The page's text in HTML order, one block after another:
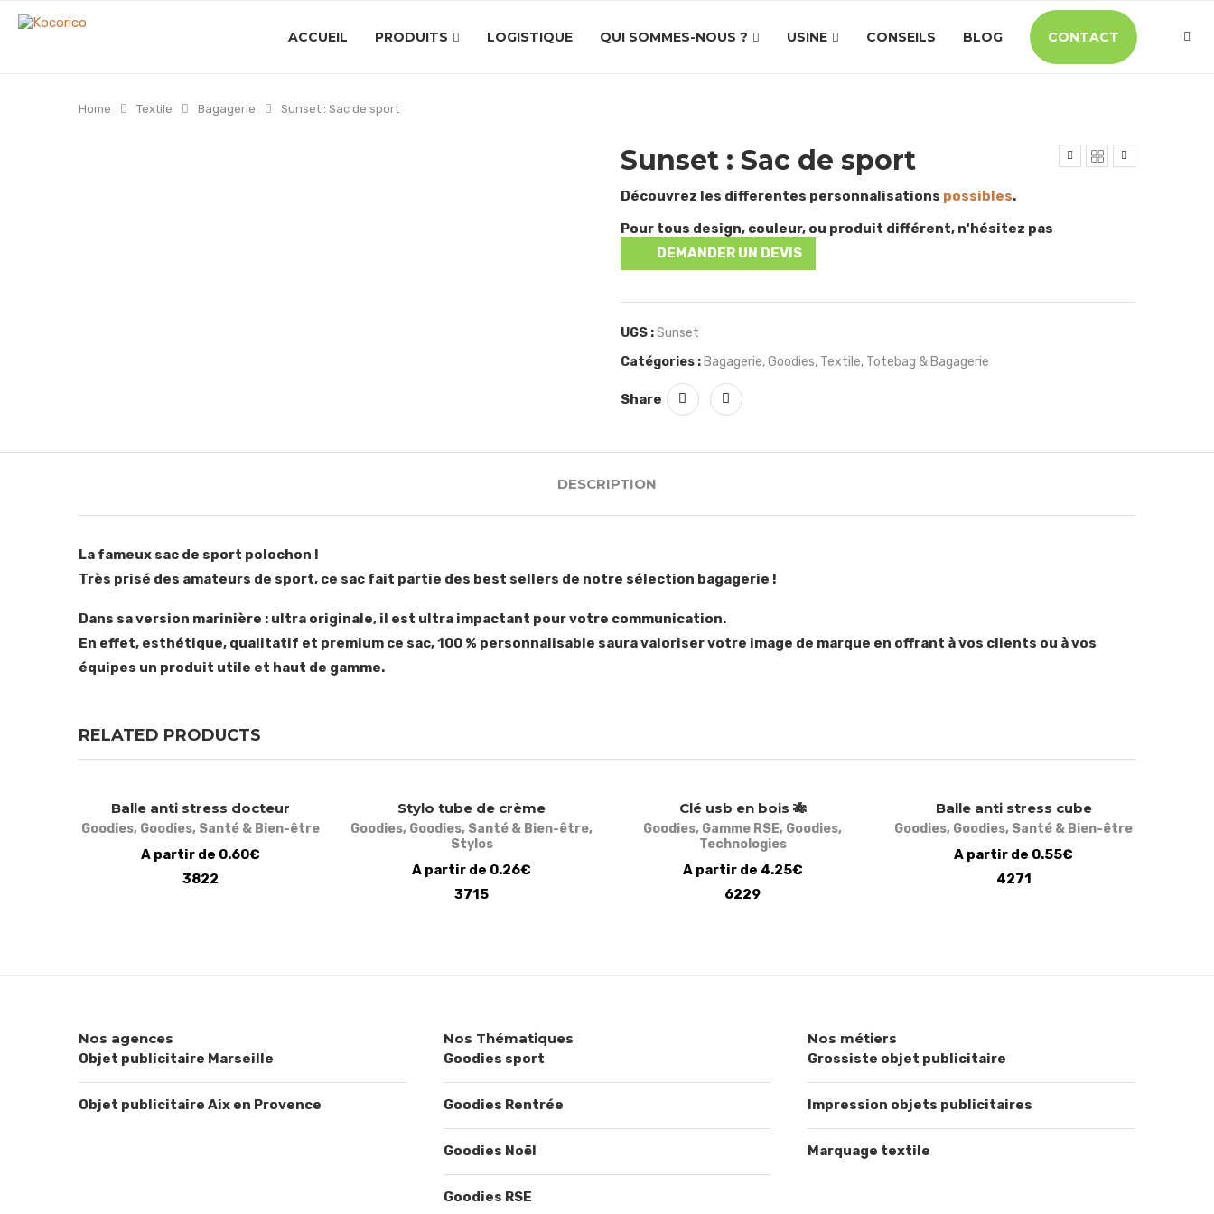
ACCUEIL PRODUITS LOGISTIQUE QUI SOMMES-NOUS ? USINE CONSEILS BLOG CONTACT
Home Textile Bagagerie Sunset : Sac de sport
Sunset : Sac de sport
Découvrez les differentes personnalisations possibles.
Pour tous design, couleur, ou produit différent, n'hésitez pas
DEMANDER UN DEVIS
UGS :Sunset
Catégories : Bagagerie,Goodies, Textile, Totebag & Bagagerie
Share
DESCRIPTION
La fameux sac de sport polochon !
Très prisé des amateurs de sport, ce sac fait partie des best sellers de notre sélection bagagerie !
Dans sa version marinière : ultra originale, il est ultra impactant pour votre communication.
En effet, esthétique, qualitatif et premium ce sac, 100 % personnalisable saura valoriser votre image de marque en offrant à vos clients ou à vos
équipes un produit utile et haut de gamme.
RELATED PRODUCTS
Balle anti stress docteur
Goodies, Goodies, Santé & Bien-être
A partir de 0.60€
3822
Stylo tube de crème
Goodies, Goodies, Santé & Bien-être,
Stylos
A partir de 0.26€
3715
Clé usb en bois 🎋
Goodies, Gamme RSE, Goodies,
Technologies
A partir de 4.25€
6229
Balle anti stress cube
Goodies, Goodies, Santé & Bien-être
A partir de 0.55€
4271
Nos agences
Objet publicitaire Marseille
Objet publicitaire Aix en Provence
Nos Thématiques
Goodies sport
Goodies Rentrée
Goodies Noël
Goodies RSE
Nos métiers
Grossiste objet publicitaire
Impression objets publicitaires
Marquage textile